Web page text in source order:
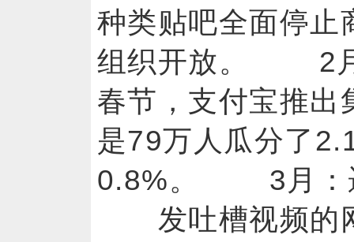
种类贴吧全面停止
组织开放。 2
春节，支付宝推出
是79万人瓜分了
0.8%。 3月：
发吐槽视频的